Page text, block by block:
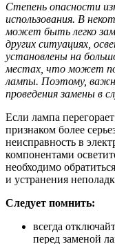
Степень опасности
использования. В
может быть легко
других ситуациях,
установлены на
местах, что может
лампы. Поэтому,
проведения замены в
Если лампа
признаком более
неисправность в
компонентами
необходимо
и устранения
Следует помнить:
всегда
перед заменой